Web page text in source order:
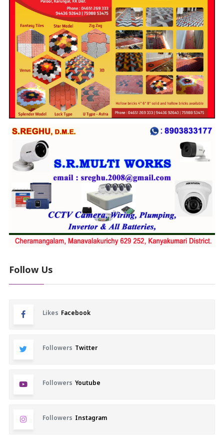
Follow Us
Likes Facebook
Followers Twitter
Followers Youtube
Followers Instagram